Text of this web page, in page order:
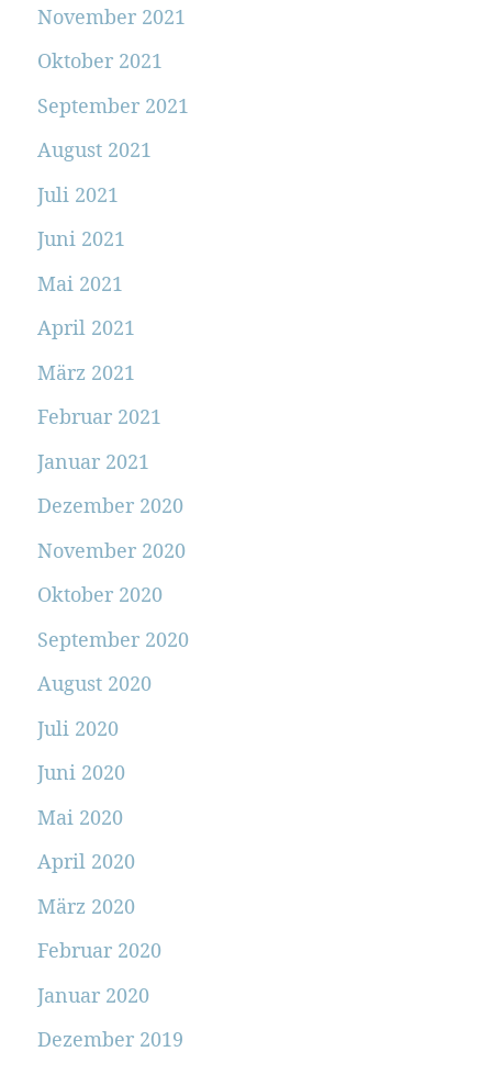
November 2021
Oktober 2021
September 2021
August 2021
Juli 2021
Juni 2021
Mai 2021
April 2021
März 2021
Februar 2021
Januar 2021
Dezember 2020
November 2020
Oktober 2020
September 2020
August 2020
Juli 2020
Juni 2020
Mai 2020
April 2020
März 2020
Februar 2020
Januar 2020
Dezember 2019